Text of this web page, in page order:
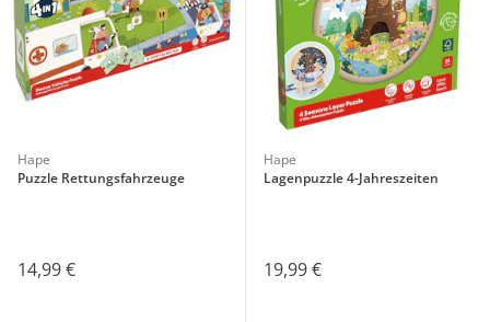
Hape
Puzzle Rettungsfahrzeuge
14,99 €
Hape
Lagenpuzzle 4-Jahreszeiten
19,99 €